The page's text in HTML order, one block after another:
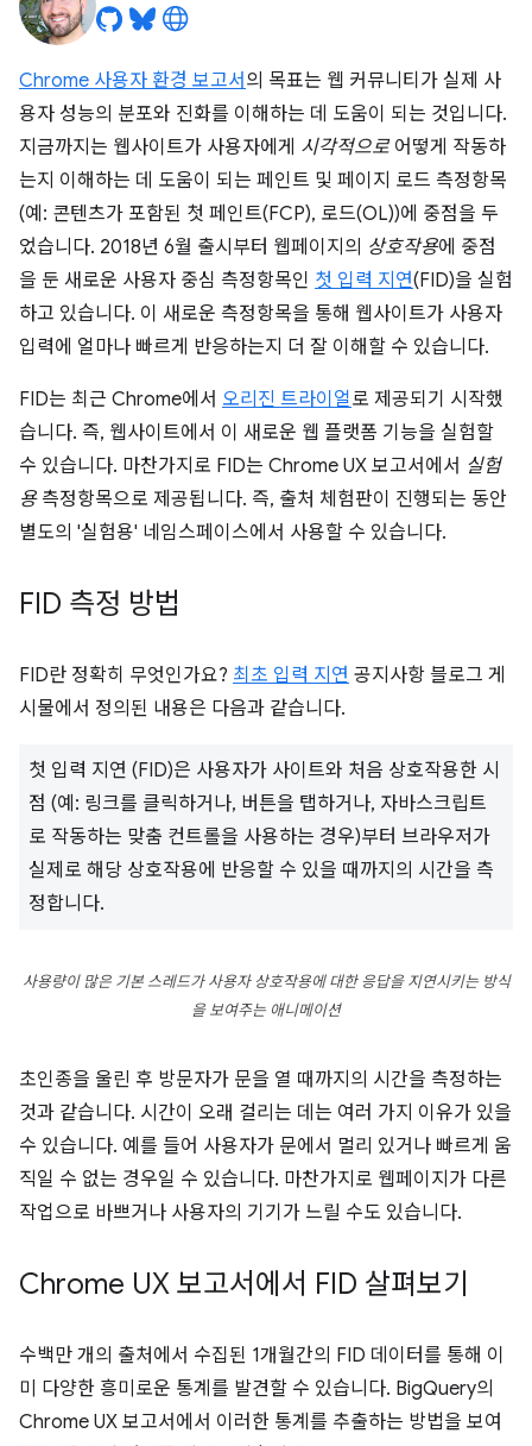
Chrome 사용자 환경 보고서 의 목표는 웹 커뮤니티가 실제 사
용자 성능의 분포와 진화를 이해하는 데 도움이 되는 것입니다.
지금까지는 웹사이트가 사용자에게 시각적으로어떻게 작동하
는지 이해하는 데 도움이 되는 페인트 및 페이지 로드 측정항목
(예: 콘텐츠가 포함된 첫 페인트(FCP), 로드(OL))에 중점을 두
었습니다. 2018년 6월 출시부터 웹페이지의 상호작용에 중점
을 둔 새로운 사용자 중심 측정항목인 첫 입력 지연(FID)을 실험
하고 있습니다. 이 새로운 측정항목을 통해 웹사이트가 사용자
입력에 얼마나 빠르게 반응하는지 더 잘 이해할 수 있습니다.
FID는 최근 Chrome에서 오리진 트라이얼로 제공되기 시작했
습니다. 즉, 웹사이트에서 이 새로운 웹 플랫폼 기능을 실험할
수 있습니다. 마찬가지로 FID는 Chrome UX 보고서에서 실험
용측정항목으로 제공됩니다. 즉, 출처 체험판이 진행되는 동안
별도의 '실험용' 네임스페이스에서 사용할 수 있습니다.
FID 측정 방법
FID란 정확히 무엇인가요? 최초 입력 지연 공지사항 블로그 게
시물에서 정의된 내용은 다음과 같습니다.
첫 입력 지연 (FID)은 사용자가 사이트와 처음 상호작용한 시
점 (예: 링크를 클릭하거나, 버튼을 탭하거나, 자바스크립트
로 작동하는 맞춤 컨트롤을 사용하는 경우)부터 브라우저가
실제로 해당 상호작용에 반응할 수 있을 때까지의 시간을 측
정합니다.
사용량이 많은 기본 스레드가 사용자 상호작용에 대한 응답을 지연시키는 방식
을 보여주는 애니메이션
초인종을 울린 후 방문자가 문을 열 때까지의 시간을 측정하는
것과 같습니다. 시간이 오래 걸리는 데는 여러 가지 이유가 있을
수 있습니다. 예를 들어 사용자가 문에서 멀리 있거나 빠르게 움
직일 수 없는 경우일 수 있습니다. 마찬가지로 웹페이지가 다른
작업으로 바쁘거나 사용자의 기기가 느릴 수도 있습니다.
Chrome UX 보고서에서 FID 살펴보기
수백만 개의 출처에서 수집된 1개월간의 FID 데이터를 통해 이
미 다양한 흥미로운 통계를 발견할 수 있습니다. BigQuery의
Chrome UX 보고서에서 이러한 통계를 추출하는 방법을 보여